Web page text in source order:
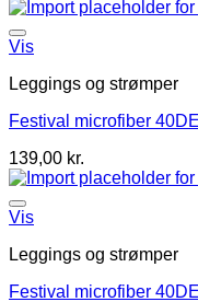
Vis
Leggings og strømper
Festival microfiber
139,00 kr.
Vis
Leggings og strømper
Festival microfiber